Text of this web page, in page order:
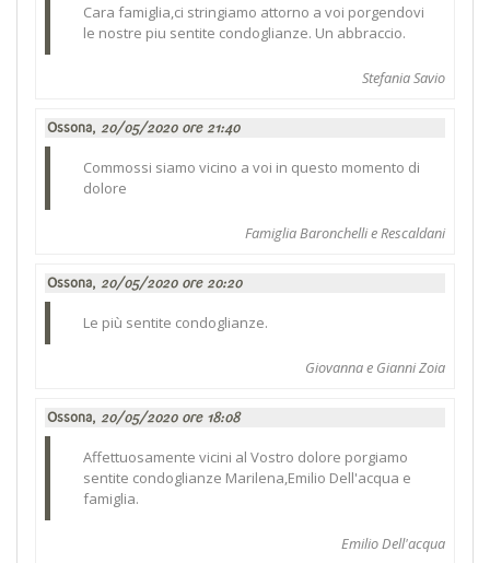
Cara famiglia,ci stringiamo attorno a voi porgendovi
le nostre piu sentite condoglianze. Un abbraccio.
Stefania Savio
Ossona, 20/05/2020 ore 21:40
Commossi siamo vicino a voi in questo momento di
dolore
Famiglia Baronchelli e Rescaldani
Ossona, 20/05/2020 ore 20:20
Le più sentite condoglianze.
Giovanna e Gianni Zoia
Ossona, 20/05/2020 ore 18:08
Affettuosamente vicini al Vostro dolore porgiamo
sentite condoglianze Marilena,Emilio Dell'acqua e
famiglia.
Emilio Dell'acqua